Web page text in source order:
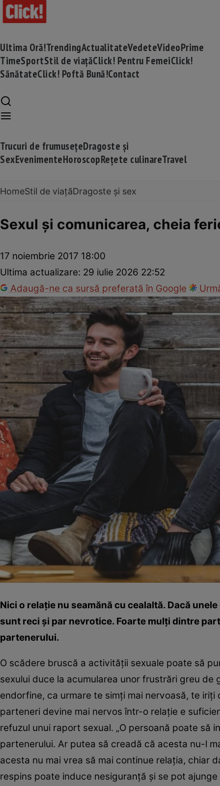
Ultima Oră!TrendingActualitateVedeteVideoPrime
TimeSportStil de viațăClick! Pentru FemeiClick!
SănătateClick! Poftă Bună!Contact
Trucuri de frumusețeDragoste și
SexEvenimenteHoroscopRețete culinareTravel
HomeStil de viațăDragoste și sex
Sexul şi comunicarea, cheia
17 noiembrie 2017 18:00
Ultima actualizare: 29 iulie 2026 22:52
Adaugă-ne ca sursă preferată în Google
Nici o relaţie nu seamănă cu cealaltă. Dacă
sunt reci şi par nevrotice. Foarte mulţi dintre
partenerului.
O scădere bruscă a activităţii sexuale poate să
sexului duce la acumularea unor frustrări greu
endorfine, ca urmare te simţi mai nervoasă, te
parteneri devine mai nervos într-o relaţie e
refuzul unui raport sexual. „O persoană poate
partenerului. Ar putea să creadă că acesta nu-l
acesta nu mai vrea să mai continue relaţia, chiar
respins poate induce nesiguranţă şi se pot